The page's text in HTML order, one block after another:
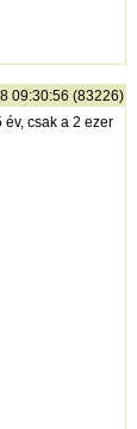
09:30:56 (83226)
év, csak a 2 ezer